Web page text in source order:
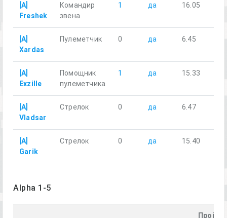
[A]
Freshek
Командир
звена
1 да 16.05
[A]
Xardas
Пулеметчик 0 да 6.45
[A]
Exzille
Помощник
пулеметчика
1 да 15.33
[A]
Vladsar
Стрелок 0 да 6.47
[A]
Garik
Стрелок 0 да 15.40
Alpha 1-5